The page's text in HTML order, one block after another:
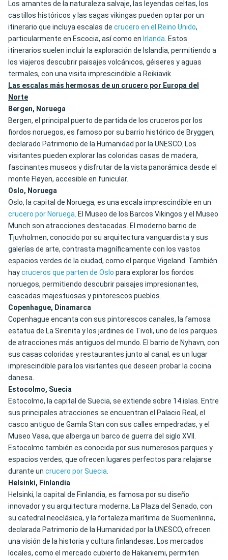
Los amantes de la naturaleza salvaje, las leyendas celtas, los
castillos históricos y las sagas vikingas pueden optar por un
itinerario que incluya escalas de crucero en el Reino Unido,
particularmente en Escocia, así como en Irlanda. Estos
itinerarios suelen incluir la exploración de Islandia, permitiendo a
los viajeros descubrir paisajes volcánicos, géiseres y aguas
termales, con una visita imprescindible a Reikiavik.
Las escalas más hermosas de un crucero por Europa del
Norte
Bergen, Noruega
Bergen, el principal puerto de partida de los cruceros por los
fiordos noruegos, es famoso por su barrio histórico de Bryggen,
declarado Patrimonio de la Humanidad por la UNESCO. Los
visitantes pueden explorar las coloridas casas de madera,
fascinantes museos y disfrutar de la vista panorámica desde el
monte Fløyen, accesible en funicular.
Oslo, Noruega
Oslo, la capital de Noruega, es una escala imprescindible en un
crucero por Noruega. El Museo de los Barcos Vikingos y el Museo
Munch son atracciones destacadas. El moderno barrio de
Tjuvholmen, conocido por su arquitectura vanguardista y sus
galerías de arte, contrasta magníficamente con los vastos
espacios verdes de la ciudad, como el parque Vigeland. También
haycruceros que parten de Oslo para explorar los fiordos
noruegos, permitiendo descubrir paisajes impresionantes,
cascadas majestuosas y pintorescos pueblos.
Copenhague, Dinamarca
Copenhague encanta con sus pintorescos canales, la famosa
estatua de La Sirenita y los jardines de Tivoli, uno de los parques
de atracciones más antiguos del mundo. El barrio de Nyhavn, con
sus casas coloridas y restaurantes junto al canal, es un lugar
imprescindible para los visitantes que deseen probar la cocina
danesa.
Estocolmo, Suecia
Estocolmo, la capital de Suecia, se extiende sobre 14 islas. Entre
sus principales atracciones se encuentran el Palacio Real, el
casco antiguo de Gamla Stan con sus calles empedradas, y el
Museo Vasa, que alberga un barco de guerra del siglo XVII.
Estocolmo también es conocida por sus numerosos parques y
espacios verdes, que ofrecen lugares perfectos para relajarse
durante un crucero por Suecia.
Helsinki, Finlandia
Helsinki, la capital de Finlandia, es famosa por su diseño
innovador y su arquitectura moderna. La Plaza del Senado, con
su catedral neoclásica, y la fortaleza marítima de Suomenlinna,
declarada Patrimonio de la Humanidad por la UNESCO, ofrecen
una visión de la historia y cultura finlandesas. Los mercados
locales, como el mercado cubierto de Hakaniemi, permiten